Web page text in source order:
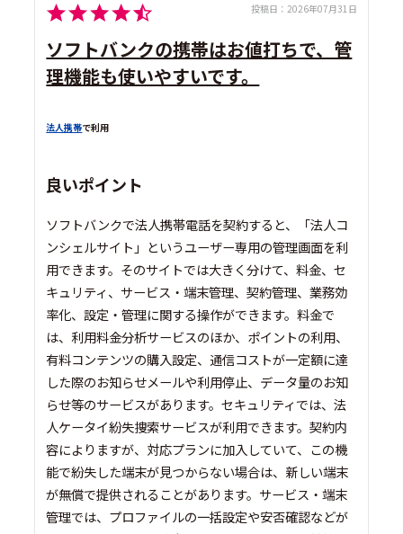
投稿日： 2026年07月31日
ソフトバンクの携帯はお値打ちで、管
理機能も使いやすいです。
法人携帯で利用
良いポイント
ソフトバンクで法人携帯電話を契約すると、「法人コ
ンシェルサイト」というユーザー専用の管理画面を利
用できます。そのサイトでは大きく分けて、料金、セ
キュリティ、サービス・端末管理、契約管理、業務効
率化、設定・管理に関する操作ができます。料金で
は、利用料金分析サービスのほか、ポイントの利用、
有料コンテンツの購入設定、通信コストが一定額に達
した際のお知らせメールや利用停止、データ量のお知
らせ等のサービスがあります。セキュリティでは、法
人ケータイ紛失捜索サービスが利用できます。契約内
容によりますが、対応プランに加入していて、この機
能で紛失した端末が見つからない場合は、新しい端末
が無償で提供されることがあります。サービス・端末
管理では、プロファイルの一括設定や安否確認などが